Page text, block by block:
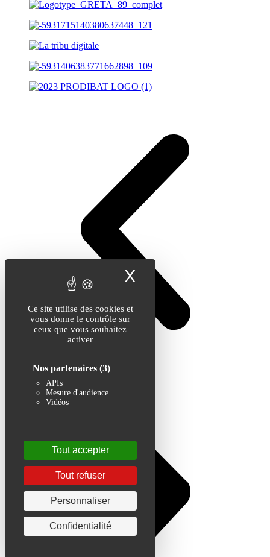
Ce site utilise des cookies et
vous donne le contrôle sur
ceux que vous souhaitez
activer
Nos partenaires (3)
APIs
Mesure d'audience
Vidéos
Tout accepter
Tout refuser
Personnaliser
Confidentialité
X Masquer le